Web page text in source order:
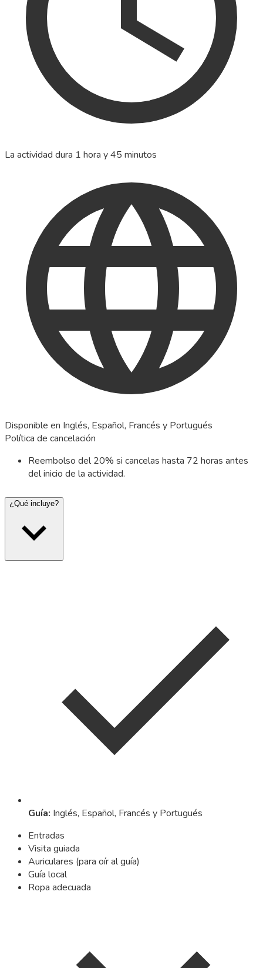
La actividad dura 1 hora y 45 minutos
Disponible en Inglés, Español, Francés y Portugués
Política de cancelación
Reembolso del 20% si cancelas hasta 72 horas antes
del inicio de la actividad.
¿Qué incluye?
Guía: Inglés, Español, Francés y Portugués
Entradas
Visita guiada
Auriculares (para oír al guía)
Guía local
Ropa adecuada